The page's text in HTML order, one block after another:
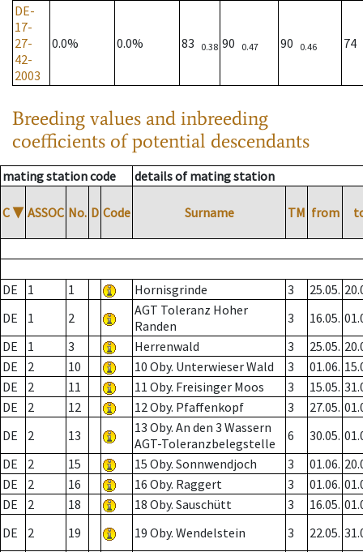
DE-
17-
27-
42-
2003
0.0% 0.0% 83 0.38 90 0.47 90 0.46 74
Breeding values and inbreeding
coefficients of potential descendants
mating station code details of mating station
C ▼ ASSOC No. D Code Surname TM from
DE 1 1 Hornisgrinde 3 25.05.
DE
1 2
AGT Toleranz Hoher
Randen
3 16.05.
DE
1 3 Herrenwald 3 25.05.
DE
2 10 10 Oby. Unterwieser Wald 3 01.06.
DE
2 11 11 Oby. Freisinger Moos 3 15.05.
DE
2 12 12 Oby. Pfaffenkopf 3 27.05.
DE
2 13
13 Oby. An den 3 Wassern
AGT-Toleranzbelegstelle
6 30.05.
DE
2 15 15 Oby. Sonnwendjoch 3 01.06.
DE
2 16 16 Oby. Raggert 3 01.06.
DE
2 18 18 Oby. Sauschütt 3 16.05.
DE
2 19 19 Oby. Wendelstein 3 22.05.